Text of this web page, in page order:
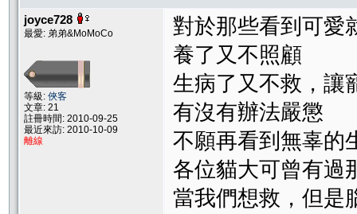
joyce728
最愛: 弟弟&MoMoCo
等級: 俠客
文章: 21
註冊時間: 2010-09-25
最近來訪: 2010-10-09
離線
對於那些看到可愛
養了又不照顧
生病了又不救，讓
有沒有辦法嚴懲
不願再看到無辜的
各位貓大可曾有過
當我們想救，但是